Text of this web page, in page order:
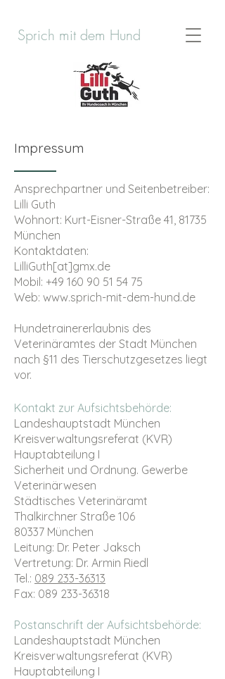
Sprich mit dem Hund
Impressum
Ansprechpartner und Seitenbetreiber:
Lilli Guth
Wohnort: Kurt-Eisner-Straße 41, 81735
München
Kontaktdaten:
LilliGuth[at]gmx.de
Mobil: +49 160 90 51 54 75
Web: www.sprich-mit-dem-hund.de
Hundetrainererlaubnis des
Veterinäramtes der Stadt München
nach §11 des Tierschutzgesetzes liegt
vor.
Kontakt zur Aufsichtsbehörde:
Landeshauptstadt München
Kreisverwaltungsreferat (KVR)
Hauptabteilung I
Sicherheit und Ordnung. Gewerbe
Veterinärwesen
Städtisches Veterinäramt
Thalkirchner Straße 106
80337 München
Leitung: Dr. Peter Jaksch
Vertretung: Dr. Armin Riedl
Tel.: 089 233-36313
Fax: 089 233-36318
Postanschrift der Aufsichtsbehörde:
Landeshauptstadt München
Kreisverwaltungsreferat (KVR)
Hauptabteilung I